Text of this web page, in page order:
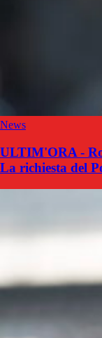
News
ULTIM'ORA -
La richiesta del